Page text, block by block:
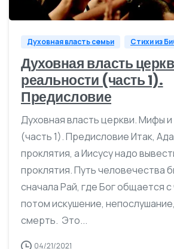
Духовная власть семьи Стихи из
Духовная власть
реальности (часть 1).
Предисловие
Духовная власть церкви. Мифы
(часть 1). Предисловие Итак,
проклятия, а Иисусу надо
проклятия. Путь человечества
сначала Рай, где Бог общается
потом искушение,
смерть. Это...
04/21/2021